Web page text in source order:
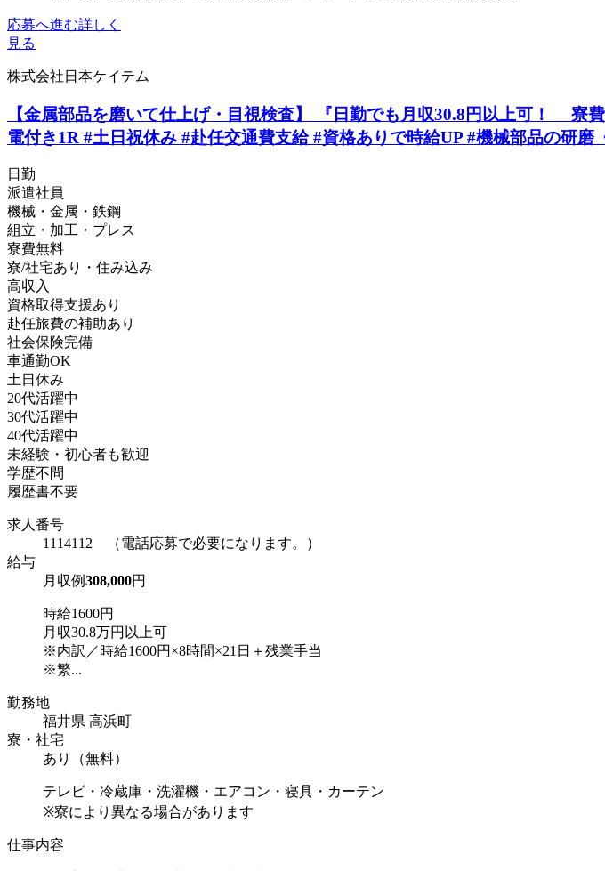
応募へ進む詳しく
見る
株式会社日本ケイテム
【金属部品を磨いて仕上げ・目視検査】 『日勤でも月収30.8円以上可！ 寮
電付き1R #土日祝休み #赴任交通費支給 #資格ありで時給UP #機械部品の研磨
日勤
派遣社員
機械・金属・鉄鋼
組立・加工・プレス
寮費無料
寮/社宅あり・住み込み
高収入
資格取得支援あり
赴任旅費の補助あり
社会保険完備
車通勤OK
土日休み
20代活躍中
30代活躍中
40代活躍中
未経験・初心者も歓迎
学歴不問
履歴書不要
求人番号
1114112 （電話応募で必要になります。）
給与
月収例308,000円
時給1600円
月収30.8万円以上可
※内訳／時給1600円×8時間×21日＋残業手当
※繁...
勤務地
福井県 高浜町
寮・社宅
あり（無料）
テレビ・冷蔵庫・洗濯機・エアコン・寝具・カーテン
※寮により異なる場合があります
仕事内容